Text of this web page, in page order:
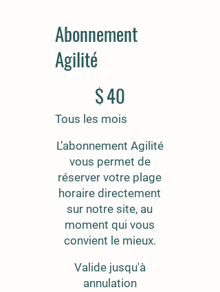
Abonnement
Agilité
$40
Tous les mois
L’abonnement Agilité
vous permet de
réserver votre plage
horaire directement
sur notre site, au
moment qui vous
convient le mieux.
Valide jusqu'à
annulation